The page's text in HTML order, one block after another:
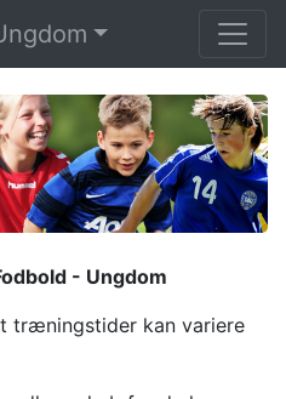
- Ungdom
træningstider kan variere